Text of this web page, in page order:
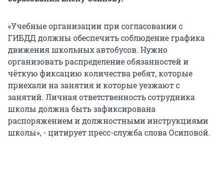
«Учебные организации при согласовании с
ГИБДД должны обеспечить соблюдение графика
движения школьных автобусов. Нужно
организовать распределение обязанностей и
чёткую фиксацию количества ребят, которые
приехали на занятия и которые уезжают с
занятий. Личная ответственность сотрудника
школы должна быть зафиксирована
распоряжением и должностными инструкциями
школы», - цитирует пресс-служба слова Осиповой.